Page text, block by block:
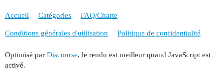
Accueil Catégories FAQ/Charte
Conditions générales d'utilisation Politique de confidentialité
Optimisé par Discourse, le rendu est meilleur quand JavaScript est
activé.